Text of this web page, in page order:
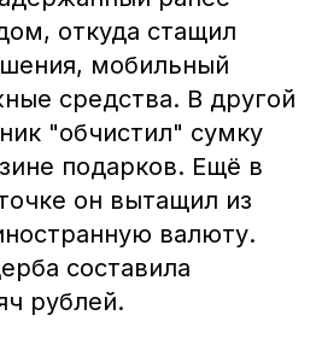
откуда стащил
мобильный
средства. В другой
"обчистил" сумку
подарков. Ещё в
он вытащил из
валюту.
составила
рублей.